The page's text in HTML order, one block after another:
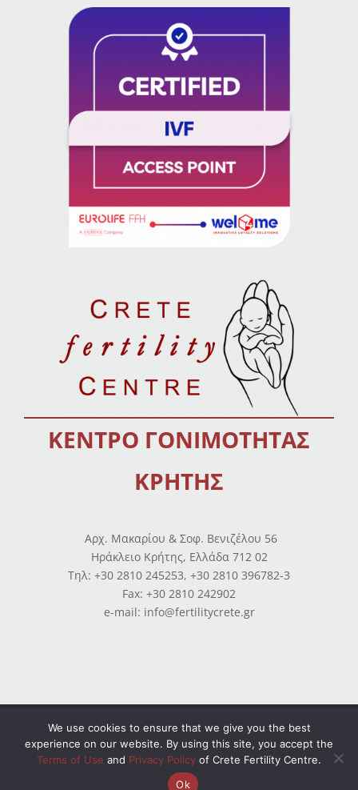
ΚΕΝΤΡΟ ΓΟΝΙΜΟΤΗΤΑΣ
ΚΡΗΤΗΣ
Αρχ. Μακαρίου & Σοφ. Βενιζέλου 56
Ηράκλειο Κρήτης, Ελλάδα 712 02
Tηλ: +30 2810 245253, +30 2810 396782-3
Fax: +30 2810 242902
e-mail: info@fertilitycrete.gr
Όροι χρήσης– Πολιτική απορρήτου–Ισολογισμοί
© Copyright 2026 All Rights Reserved. Powered by
OpenIT
We use cookies to ensure that we give you the best
experience on our website. By using this site, you accept the
Terms of Use and Privacy Policy of Crete Fertility Centre.
Ok